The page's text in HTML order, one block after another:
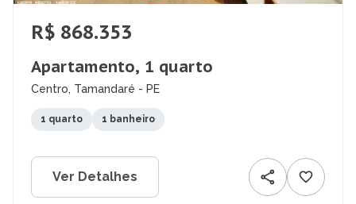
R$ 868.353
Apartamento, 1 quarto
Centro, Tamandaré - PE
1 quarto 1 banheiro
Ver Detalhes